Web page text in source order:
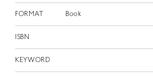
FORMAT Book
ISBN
KEYWORD